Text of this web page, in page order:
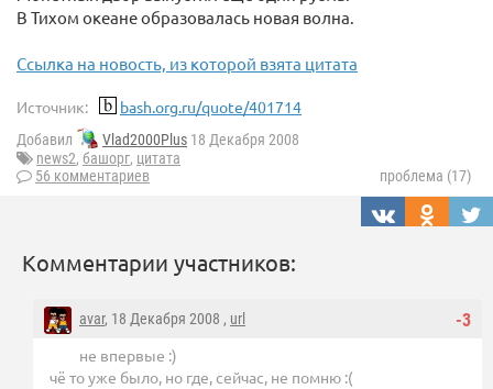
В Тихом океане образовалась новая волна.
Ссылка на новость, из которой взята цитата
Источник: bash.org.ru/quote/401714
Добавил Vlad2000Plus 18 Декабря 2008
news2, башорг, цитата
56 комментариев
проблема (17)
Комментарии участников:
-3
avar, 18 Декабря 2008 , url
не впервые :)
чё то уже было, но где, сейчас, не помню :(